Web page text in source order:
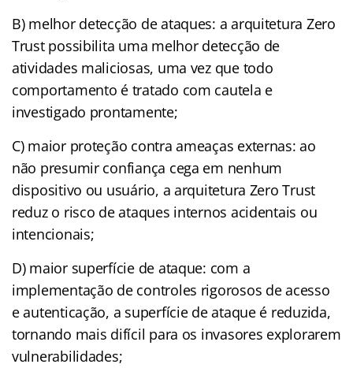
B) melhor detecção de ataques: a arquitetura Zero
Trust possibilita uma melhor detecção de
atividades maliciosas, uma vez que todo
comportamento é tratado com cautela e
investigado prontamente;
C) maior proteção contra ameaças externas: ao
não presumir confiança cega em nenhum
dispositivo ou usuário, a arquitetura Zero Trust
reduz o risco de ataques internos acidentais ou
intencionais;
D) maior superfície de ataque: com a
implementação de controles rigorosos de acesso
e autenticação, a superfície de ataque é reduzida,
tornando mais difícil para os invasores explorarem
vulnerabilidades;